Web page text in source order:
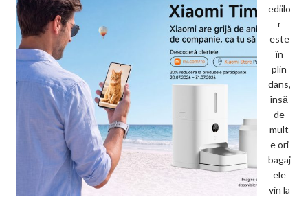
ediilo
r
este
în
plin
dans,
însă
de
mult
e ori
bagaj
ele
vin la